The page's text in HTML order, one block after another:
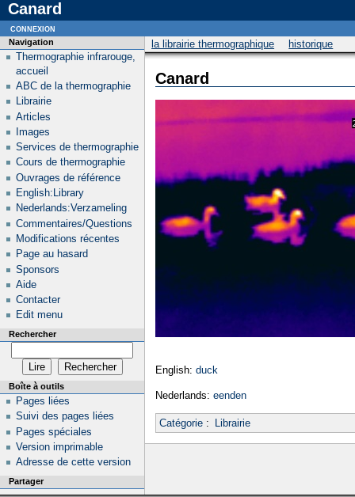
Canard
la librairie thermographique historique
Canard
English: duck
Nederlands: eenden
Catégorie: Librairie
Navigation
Thermographie infrarouge,
accueil
ABC de la thermographie
Librairie
Articles
Images
Services de thermographie
Cours de thermographie
Ouvrages de référence
English:Library
Nederlands:Verzameling
Commentaires/Questions
Modifications récentes
Page au hasard
Sponsors
Aide
Contacter
Edit menu
Rechercher
Boîte à outils
Pages liées
Suivi des pages liées
Pages spéciales
Version imprimable
Adresse de cette version
Partager
connexion